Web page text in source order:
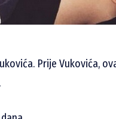
Prije Vukovića,